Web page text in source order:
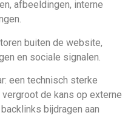
afbeeldingen, interne
buiten de website,
en sociale signalen.
een technisch sterke
de kans op externe
bijdragen aan